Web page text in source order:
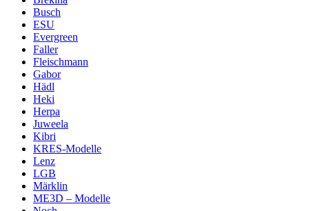
Busch
ESU
Evergreen
Faller
Fleischmann
Gabor
Hädl
Heki
Herpa
Juweela
Kibri
KRES-Modelle
Lenz
LGB
Märklin
ME3D – Modelle